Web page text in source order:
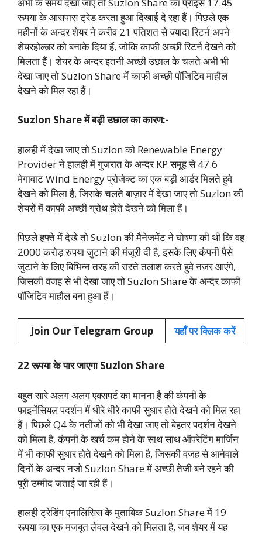
रूपया के आसपास ट्रेड करता हुआ दिखाई दे रहा हैं। पिछले एक
महीनों के अन्दर शेयर ने करीव 21 पतिशत से ज्यादा रिटर्न अपने
शेयरहोल्डर को बनाके दिया हैं, जोकि काफी अच्छी रिटर्न देखने को
मिलता हैं। शेयर के अन्दर इतनी अच्छी उछाल के चलते अभी भी
देखा जाए तो Suzlon Share में काफी अच्छी पॉजिटिव माहौल
देखने को मिल रहा हैं।
Suzlon Share में बड़ी उछाल का कारण:-
हालही में देखा जाए तो Suzlon को Renewable Energy
Provider ने हालही में गुजरात के अन्दर KP समूह से 47.6
मेगावाट Wind Energy प्रोजेक्ट का एक बड़ी आर्डर मिलते हुवे
देखने को मिला है, जिसके चलते बाज़ार में देखा जाए तो Suzlon की
शेयरों में काफी अच्छी ग्रोथ होते देखने को मिला हैं।
पिछले हफ्ते में देखे तो Suzlon की मैनेजमेंट ने घोषणा की थी कि वह
2000 करोड़ रुपया जुटाने की मंजूरी दी है, इसके लिए कंपनी पैसे
जुटाने के लिए बिभिन्न तरह की रास्ते तलाश करते हुवे नजर आएंगे,
जिसकी वजह से भी देखा जाए तो Suzlon Share के अन्दर काफी
पॉजिटिव माहौल बना हुआ हैं।
Join Our Telegram Group यहाँ पर क्लिक करें
22 रूपया के पार जाएगा Suzlon Share
बहुत सारे अलग अलग एक्सपर्ट का मानना है की कंपनी के
फाइनेंसियल पदर्शन में धीरे धीरे काफी सुधार होते देखने को मिल रहा
हैं। पिछले Q4 के नतीजों को भी देखा जाए तो बेहतर पदर्शन देखने
को मिला है, कंपनी के खर्च कम होने के साथ साथ ऑपरेटिंग मार्जिन
में भी काफी सुधार होते देखने को मिला है, जिसकी वजह से आनेवाले
दिनों के अन्दर नजो Suzlon Share में अच्छी तेजी बने रहने की
पूरी उम्मीद जताई जा रही हैं।
हालही ट्रेडिंग एनालिसिस के मुताबिक Suzlon Share में 19
रूपया का एक मजबूत लेवल देखने को मिलता है, जब शेयर में यह